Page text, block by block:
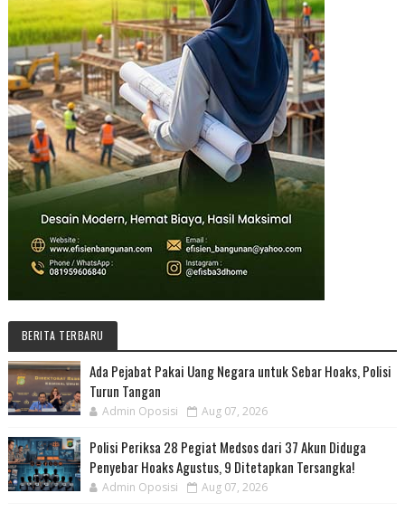
BERITA TERBARU
Ada Pejabat Pakai Uang Negara untuk Sebar Hoaks, Polisi
Turun Tangan
Admin Oposisi Aug 07, 2026
Polisi Periksa 28 Pegiat Medsos dari 37 Akun Diduga
Penyebar Hoaks Agustus, 9 Ditetapkan Tersangka!
Admin Oposisi Aug 07, 2026